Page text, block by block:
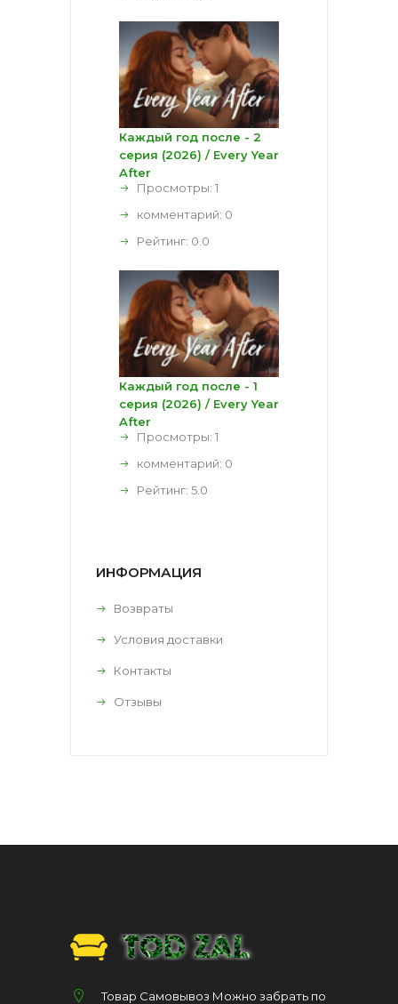
Каждый год после - 2
серия (2026) / Every Year
After
Просмотры: 1
комментарий: 0
Рейтинг: 0.0
Каждый год после - 1
серия (2026) / Every Year
After
Просмотры: 1
комментарий: 0
Рейтинг: 5.0
ИНФОРМАЦИЯ
Возвраты
Условия доставки
Контакты
Отзывы
Товар Самовывоз Можно забрать по